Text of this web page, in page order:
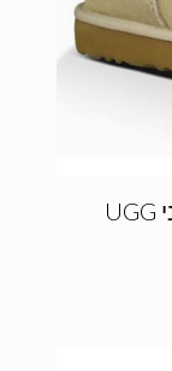
מגפי האגג דגם קלאסיק מיני UGG